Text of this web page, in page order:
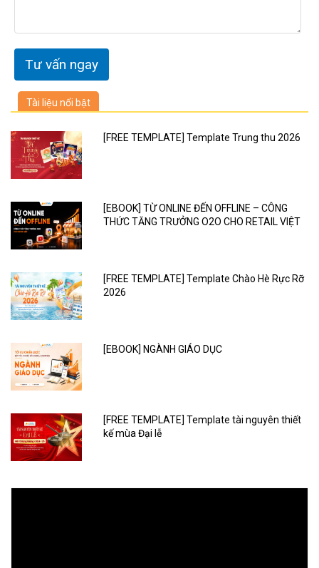
Tài liệu nổi bật
[FREE TEMPLATE] Template Trung thu 2026
[EBOOK] TỪ ONLINE ĐẾN OFFLINE – CÔNG
THỨC TĂNG TRƯỞNG O2O CHO RETAIL VIỆT
[FREE TEMPLATE] Template Chào Hè Rực Rỡ
2026
[EBOOK] NGÀNH GIÁO DỤC
[FREE TEMPLATE] Template tài nguyên thiết
kế mùa Đại lễ